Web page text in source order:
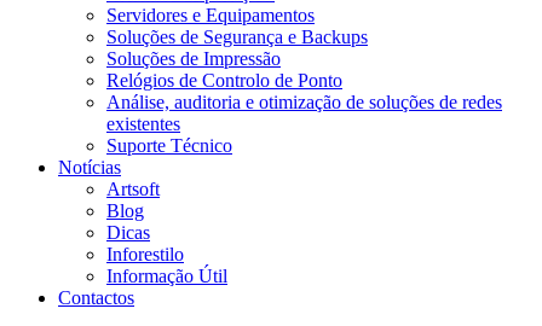
Servidores e Equipamentos
Soluções de Segurança e Backups
Soluções de Impressão
Relógios de Controlo de Ponto
Análise, auditoria e otimização de soluções de redes
existentes
Suporte Técnico
Notícias
Artsoft
Blog
Dicas
Inforestilo
Informação Útil
Contactos